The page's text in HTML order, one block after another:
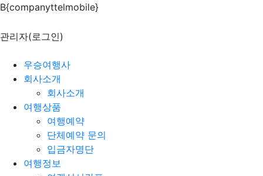
B{companyttelmobile}
출발전 예약안내 및 취소 및 환불규정
관리자(로그인)
우승여행사
회사소개
회사소개
여행상품
여행예약
단체예약 문의
입금자명단
여행정보